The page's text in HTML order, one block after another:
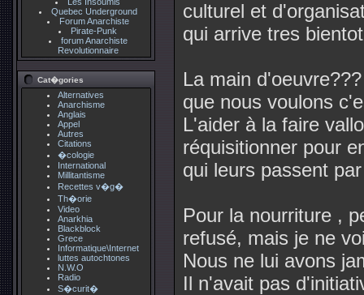
Quebec Underground
Forum Anarchiste
Pirate-Punk
forum Anarchiste
Revolutionnaire
Cat�gories
Alternatives
Anarchisme
Anglais
Appel
Autres
Citations
�cologie
International
Millitantisme
Recettes v�g�
Th�orie
Video
Anarkhia
Blackblock
Grece
Informatique\Internet
luttes autochtones
N.W.O
Radio
S�curit�
culturel et
qui arrive tres
La main
que nous voulons
L'aider à la faire
réquisitionner pour
qui leurs passent
Pour la nourriture ,
refusé, mais je ne
Nous ne lui avons
Il n'avait pas